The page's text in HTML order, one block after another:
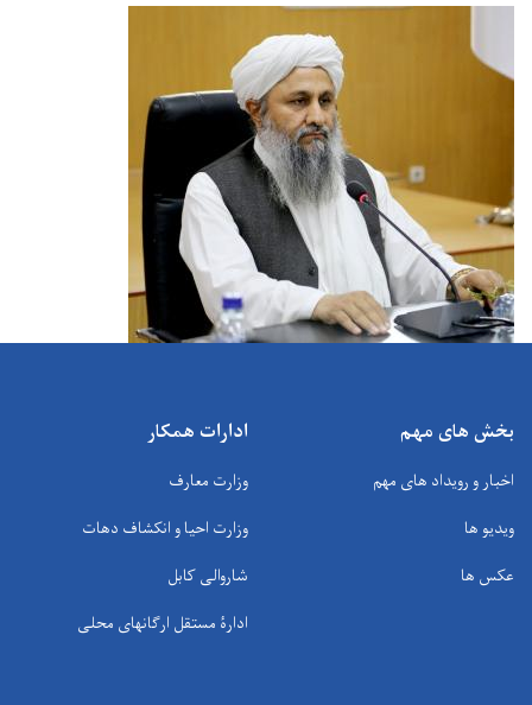
بخش های مهم
اخبار و رویداد های مهم
ویدیو ها
عکس ها
ادارات همکار
وزارت معارف
وزارت احیا و انکشاف دهات
شاروالی کابل
ادارۀ مستقل ارگانهای محلی